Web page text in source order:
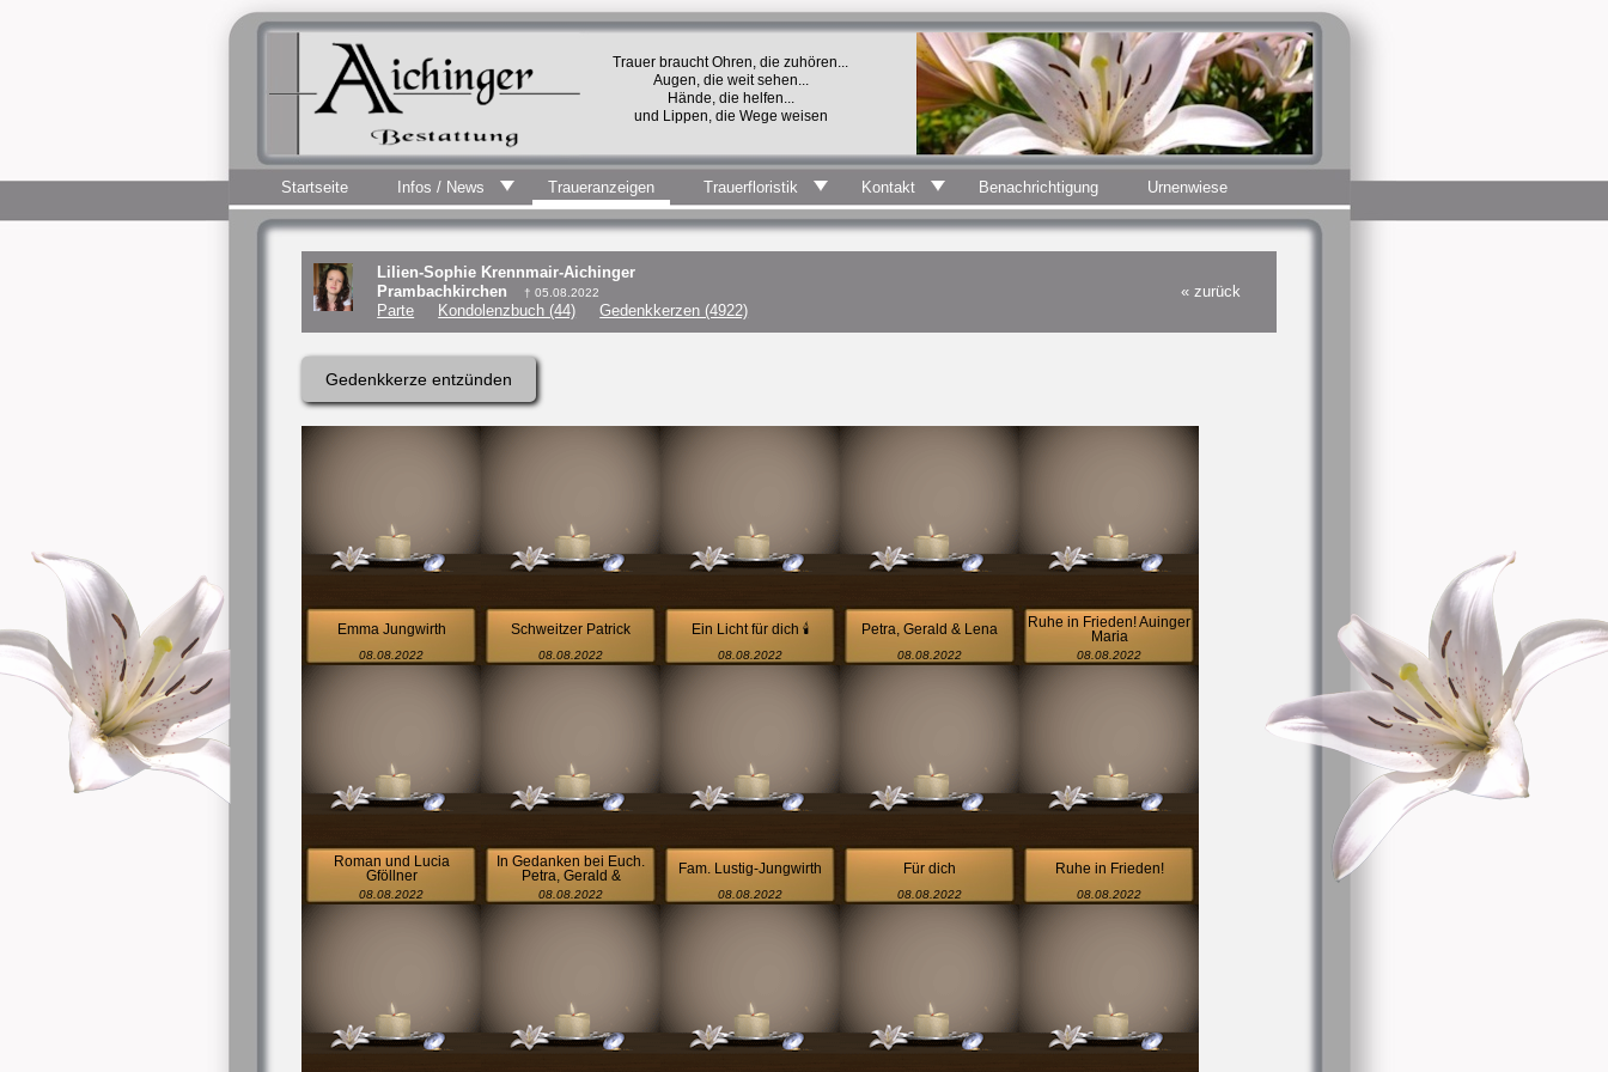
Startseite Infos / News Traueranzeigen Trauerfloristik Kontakt Benachrichtigung Urnenwiese
Lilien-Sophie Krennmair-Aichinger
Prambachkirchen
† 05.08.2022
« zurück
Parte
Kondolenzbuch (44) Gedenkkerzen (4922)
Gedenkkerze entzünden
Emma Jungwirth
08.08.2022
Schweitzer Patrick
08.08.2022
Ein Licht für dich 🕯
08.08.2022
Petra, Gerald & Lena
08.08.2022
Ruhe in Frieden! Auinger
Maria
08.08.2022
Roman und Lucia
Gföllner
08.08.2022
In Gedanken bei Euch.
Petra, Gerald &
08.08.2022
Fam. Lustig-Jungwirth
08.08.2022
Für dich
08.08.2022
Ruhe in Frieden!
08.08.2022
Trauer braucht Ohren, die zuhören...
Augen, die weit sehen...
Hände, die helfen...
und Lippen, die Wege weisen